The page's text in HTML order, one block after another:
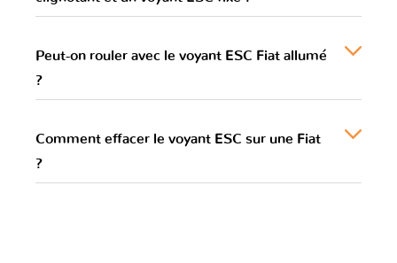
Peut-on rouler avec le voyant ESC Fiat allumé
?
Comment effacer le voyant ESC sur une Fiat
?